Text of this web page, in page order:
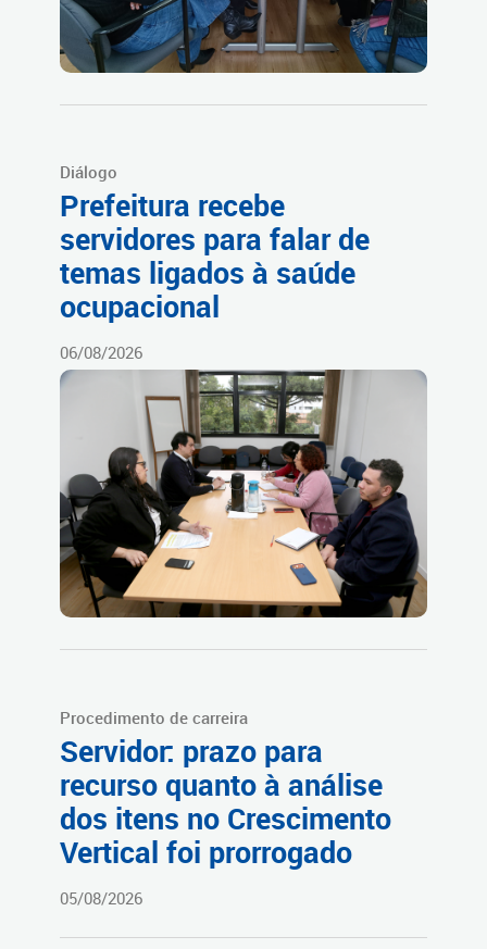
Diálogo
Prefeitura recebe
servidores para falar de
temas ligados à saúde
ocupacional
06/08/2026
Procedimento de carreira
Servidor: prazo para
recurso quanto à análise
dos itens no Crescimento
Vertical foi prorrogado
05/08/2026